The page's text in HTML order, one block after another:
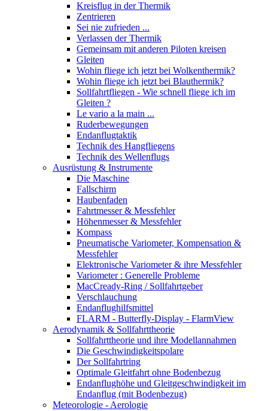
Kreisflug in der Thermik
Zentrieren
Sei nie zufrieden ...
Verlassen der Thermik
Gemeinsam mit anderen Piloten kreisen
Gleiten
Wohin fliege ich jetzt bei Wolkenthermik?
Wohin fliege ich jetzt bei Blauthermik?
Sollfahrtfliegen - Wie schnell fliege ich im
Gleiten ?
Le vario a la main ...
Ruderbewegungen
Endanflugtaktik
Technik des Hangfliegens
Technik des Wellenflugs
Ausrüstung & Instrumente
Die Maschine
Fallschirm
Haubenfaden
Fahrtmesser & Messfehler
Höhenmesser & Messfehler
Kompass
Pneumatische Variometer, Kompensation &
Messfehler
Elektronische Variometer & ihre Messfehler
Variometer : Generelle Probleme
MacCready-Ring / Sollfahrtgeber
Verschlauchung
Endanflughilfsmittel
FLARM - Butterfly-Display - FlarmView
Aerodynamik & Sollfahrttheorie
Sollfahrttheorie und ihre Modellannahmen
Die Geschwindigkeitspolare
Der Sollfahrtring
Optimale Gleitfahrt ohne Bodenbezug
Endanflughöhe und Gleitgeschwindigkeit im
Endanflug (mit Bodenbezug)
Meteorologie - Aerologie